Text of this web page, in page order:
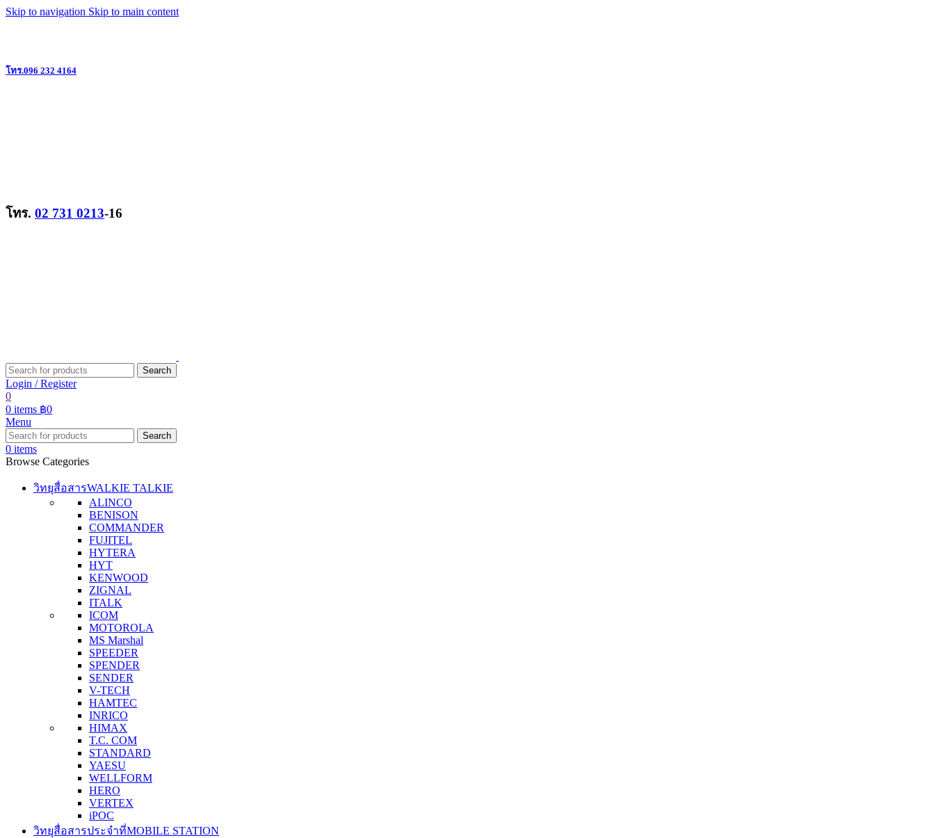
Skip to navigation Skip to main content
โทร.096 232 4164
โทร. 02 731 0213-16
Search
Login / Register
0
0 items ฿0
Menu
Search
0 items
Browse Categories
วิทยุสื่อสารWALKIE TALKIE
ALINCO
BENISON
COMMANDER
FUJITEL
HYTERA
HYT
KENWOOD
ZIGNAL
ITALK
ICOM
MOTOROLA
MS Marshal
SPEEDER
SPENDER
SENDER
V-TECH
HAMTEC
INRICO
HIMAX
T.C. COM
STANDARD
YAESU
WELLFORM
HERO
VERTEX
iPOC
วิทยุสื่อสารประจำที่MOBILE STATION